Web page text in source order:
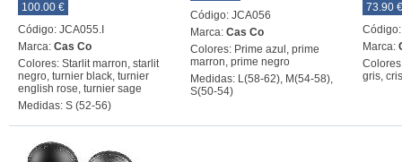
100.00 €
Código: JCA055.I
Marca: Cas Co
Colores: Starlit marron, starlit
negro, turnier black, turnier
english rose, turnier sage
Medidas: S (52-56)
Código: JCA056
Marca: Cas Co
Colores: Prime azul, prime
marron, prime negro
Medidas: L(58-62), M(54-58),
S(50-54)
73.90 €
Marca:
gris,